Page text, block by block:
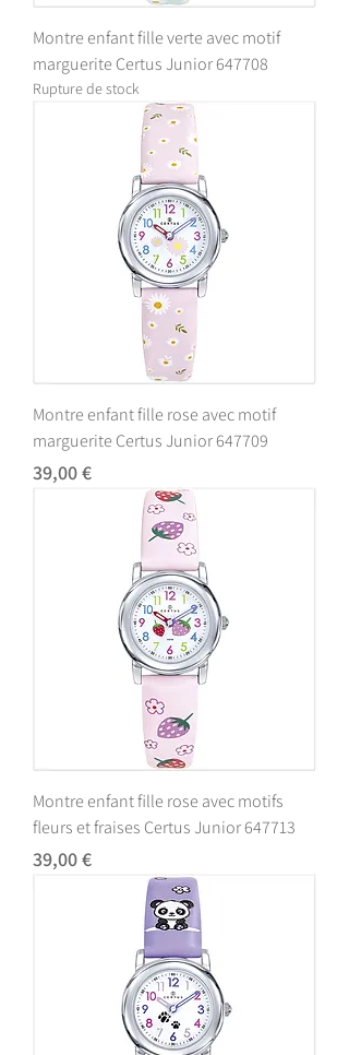
Montre enfant fille verte avec motif
marguerite Certus Junior 647708
Rupture de stock
Montre enfant fille rose avec motif
marguerite Certus Junior 647709
Prix
39,00 €
Montre enfant fille rose avec motifs
fleurs et fraises Certus Junior 647713
Prix
39,00 €